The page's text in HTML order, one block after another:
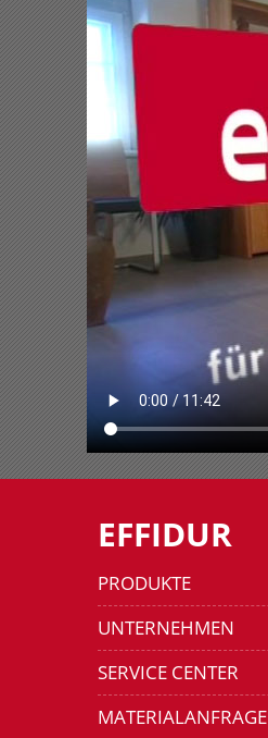
EFFIDUR
PRODUKTE
UNTERNEHMEN
SERVICE CENTER
MATERIALANFRAGE